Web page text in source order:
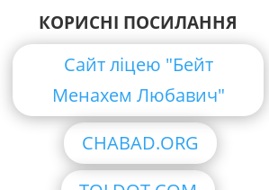
КОРИСНІ ПОСИЛАННЯ
Сайт ліцею "Бейт
Менахем Любавич"
CHABAD.ORG